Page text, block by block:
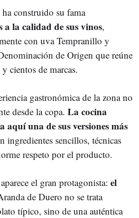
construido su fama
a la calidad de sus vinos,
con uva Tempranillo y
de Origen que reúne
cientos de marcas.
gastronómica de la zona no
desde la copa. La cocina
aquí una de sus versiones más
ingredientes sencillos, técnicas
respeto por el producto.
el gran protagonista: el
de Duero no se trata
típico, sino de una auténtica